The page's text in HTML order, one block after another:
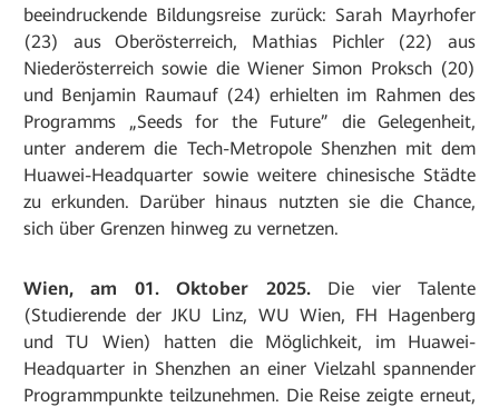
beeindruckende Bildungsreise zurück: Sarah Mayrhofer
(23) aus Oberösterreich, Mathias Pichler (22) aus
Niederösterreich sowie die Wiener Simon Proksch (20)
und Benjamin Raumauf (24) erhielten im Rahmen des
Programms „Seeds for the Future” die Gelegenheit,
unter anderem die Tech-Metropole Shenzhen mit dem
Huawei-Headquarter sowie weitere chinesische Städte
zu erkunden. Darüber hinaus nutzten sie die Chance,
sich über Grenzen hinweg zu vernetzen.
Wien, am 01. Oktober 2025.Die vier Talente
(Studierende der JKU Linz, WU Wien, FH Hagenberg
und TU Wien) hatten die Möglichkeit, im Huawei-
Headquarter in Shenzhen an einer Vielzahl spannender
Programmpunkte teilzunehmen. Die Reise zeigte erneut,